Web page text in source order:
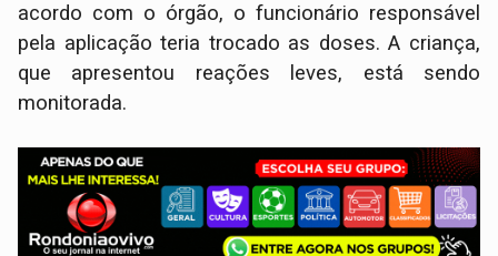
acordo com o órgão, o funcionário responsável
pela aplicação teria trocado as doses. A criança,
que apresentou reações leves, está sendo
monitorada.